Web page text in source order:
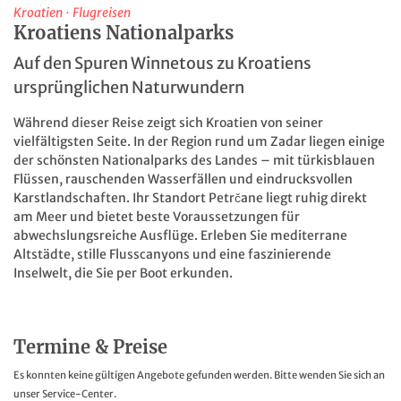
Kroatien · Flugreisen
Kroatiens Nationalparks
Auf den Spuren Winnetous zu Kroatiens
ursprünglichen Naturwundern
Während dieser Reise zeigt sich Kroatien von seiner
vielfältigsten Seite. In der Region rund um Zadar liegen einige
der schönsten Nationalparks des Landes – mit türkisblauen
Flüssen, rauschenden Wasserfällen und eindrucksvollen
Karstlandschaften. Ihr Standort Petrčane liegt ruhig direkt
am Meer und bietet beste Voraussetzungen für
abwechslungsreiche Ausflüge. Erleben Sie mediterrane
Altstädte, stille Flusscanyons und eine faszinierende
Inselwelt, die Sie per Boot erkunden.
Termine & Preise
Es konnten keine gültigen Angebote gefunden werden. Bitte wenden Sie sich an
unser Service-Center.